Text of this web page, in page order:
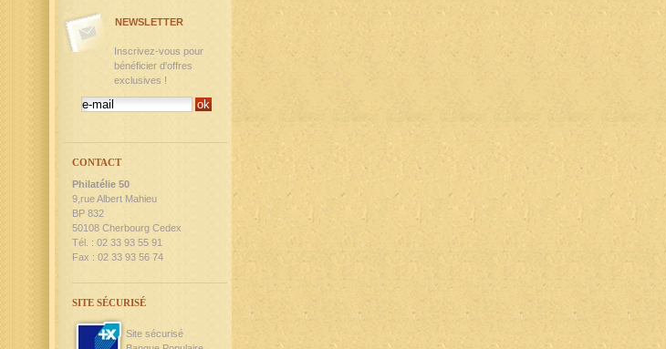
NEWSLETTER
Inscrivez-vous pour
bénéficier d'offres
exclusives !
CONTACT
Philatélie 50
9,rue Albert Mahieu
BP 832
50108 Cherbourg Cedex
Tél. : 02 33 93 55 91
Fax : 02 33 93 56 74
SITE SÉCURISÉ
Site sécurisé